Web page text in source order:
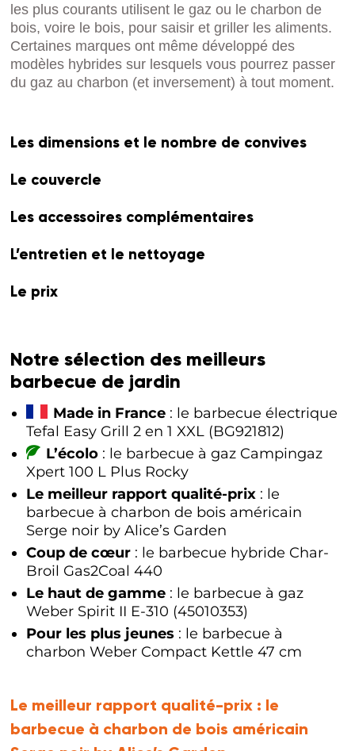
les plus courants utilisent le gaz ou le charbon de
bois, voire le bois, pour saisir et griller les aliments.
Certaines marques ont même développé des
modèles hybrides sur lesquels vous pourrez passer
du gaz au charbon (et inversement) à tout moment.
Les dimensions et le nombre de convives
Le couvercle
Les accessoires complémentaires
L’entretien et le nettoyage
Le prix
Notre sélection des meilleurs
barbecue de jardin
Made in France : le barbecue électrique
Tefal Easy Grill 2 en 1 XXL (BG921812)
L’écolo : le barbecue à gaz Campingaz
Xpert 100 L Plus Rocky
Le meilleur rapport qualité-prix : le
barbecue à charbon de bois américain
Serge noir by Alice’s Garden
Coup de cœur : le barbecue hybride Char-
Broil Gas2Coal 440
Le haut de gamme : le barbecue à gaz
Weber Spirit II E-310 (45010353)
Pour les plus jeunes : le barbecue à
charbon Weber Compact Kettle 47 cm
Le meilleur rapport qualité-prix : le
barbecue à charbon de bois américain